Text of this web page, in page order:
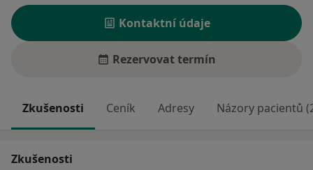
Kontaktní údaje
Rezervovat termín
Zkušenosti Ceník Adresy Názory pacientů
Zkušenosti